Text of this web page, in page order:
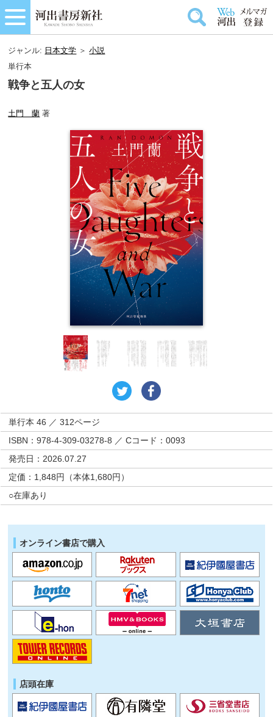
ジャンル: 日本文学 ＞小説
単行本
戦争と五人の女
土門 蘭 著
単行本 46 ／ 312ページ
ISBN：978-4-309-03278-8 ／ Cコード：0093
発売日：2026.07.27
定価：1,848円（本体1,680円）
○在庫あり
オンライン書店で購入
店頭在庫